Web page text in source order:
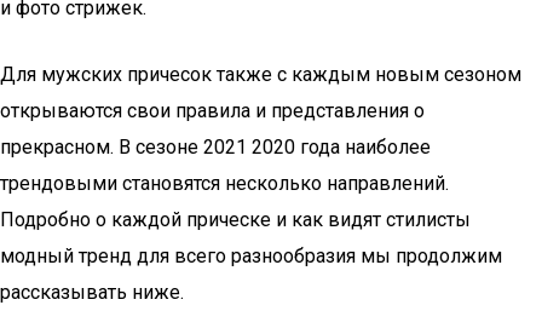
и фото стрижек.
Для мужских причесок также с каждым новым сезоном
открываются свои правила и представления о
прекрасном. В сезоне 2021 2020 года наиболее
трендовыми становятся несколько направлений.
Подробно о каждой прическе и как видят стилисты
модный тренд для всего разнообразия мы продолжим
рассказывать ниже.